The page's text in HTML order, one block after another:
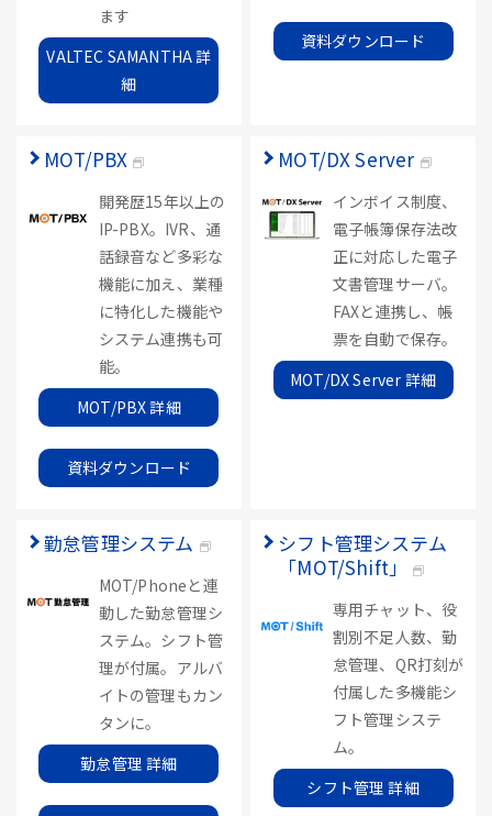
ます
VALTEC SAMANTHA 詳
細
資料ダウンロード
MOT/PBX
開発歴15年以上の
IP-PBX。IVR、通
話録音など多彩な
機能に加え、業種
に特化した機能や
システム連携も可
能。
MOT/PBX 詳細
資料ダウンロード
MOT/DX Server
インボイス制度、
電子帳簿保存法改
正に対応した電子
文書管理サーバ。
FAXと連携し、帳
票を自動で保存。
MOT/DX Server 詳細
勤怠管理システム
MOT/Phoneと連
動した勤怠管理シ
ステム。シフト管
理が付属。アルバ
イトの管理もカン
タンに。
勤怠管理 詳細
シフト管理システム
「MOT/Shift」
専用チャット、役
割別不足人数、勤
怠管理、QR打刻が
付属した多機能シ
フト管理システ
ム。
シフト管理 詳細